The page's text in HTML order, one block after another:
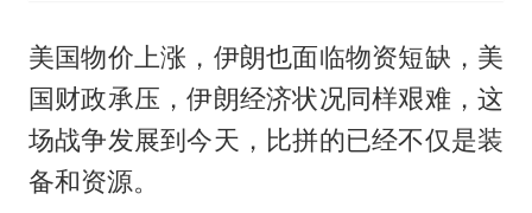
美国物价上涨，伊朗也面临物资短缺，美
国财政承压，伊朗经济状况同样艰难，这
场战争发展到今天，比拼的已经不仅是装
备和资源。